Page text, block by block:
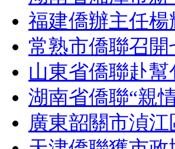
福建僑辦主任楊
常熟市僑聯召
山東省僑聯赴
湖南省僑聯“親
廣東韶關市湞